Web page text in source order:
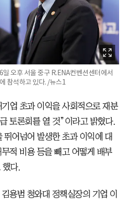
오후 서울 중구 R.ENA컨벤션센터에서
참석하고 있다. /뉴스1
업 초과 이익을 사회적으로 재분
토론회를 열 것”이라고 밝혔다.
어넘어 발생한 초과 이익에 대
적 비용 등을 빼고 어떻게 배부
했다.
용범 청와대 정책실장의 기업 이